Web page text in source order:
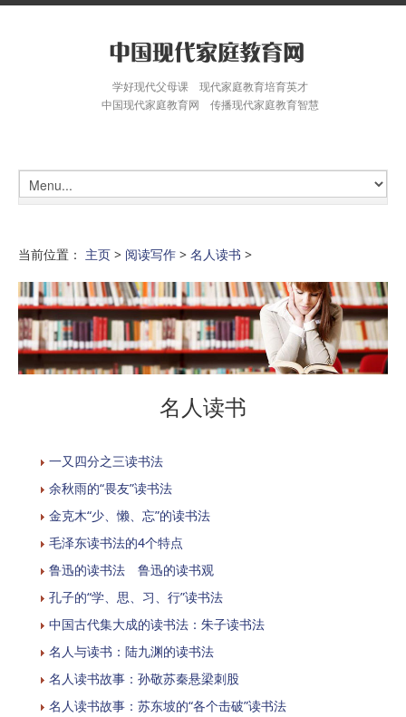
学好现代父母课 现代家庭教育培育英才
中国现代家庭教育网 传播现代家庭教育智慧
当前位置： 主页 > 阅读写作 > 名人读书 >
名人读书
一又四分之三读书法
余秋雨的“畏友”读书法
金克木“少、懒、忘”的读书法
毛泽东读书法的4个特点
鲁迅的读书法 鲁迅的读书观
孔子的“学、思、习、行”读书法
中国古代集大成的读书法：朱子读书法
名人与读书：陆九渊的读书法
名人读书故事：孙敬苏秦悬梁刺股
名人读书故事：苏东坡的“各个击破”读书法